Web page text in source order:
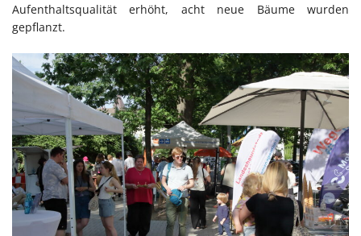
Aufenthaltsqualität erhöht, acht neue Bäume wurden
gepflanzt.